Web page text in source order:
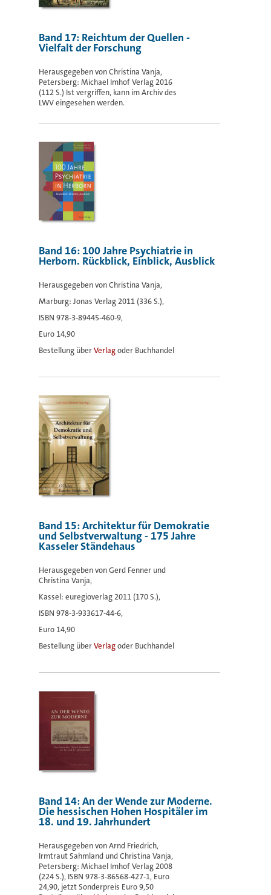
Band 17: Reichtum der Quellen -
Vielfalt der Forschung
Herausgegeben von Christina Vanja,
Petersberg: Michael Imhof Verlag 2016
(112 S.) Ist vergriffen, kann im Archiv des
LWV eingesehen werden.
Band 16: 100 Jahre Psychiatrie in
Herborn. Rückblick, Einblick, Ausblick
Herausgegeben von Christina Vanja,
Marburg: Jonas Verlag 2011 (336 S.),
ISBN 978-3-89445-460-9,
Euro 14,90
Bestellung überVerlagoder Buchhandel
Band 15: Architektur für Demokratie
und Selbstverwaltung - 175 Jahre
Kasseler Ständehaus
Herausgegeben von Gerd Fenner und
Christina Vanja,
Kassel: euregioverlag 2011 (170 S.),
ISBN 978-3-933617-44-6,
Euro 14,90
Bestellung überVerlagoder Buchhandel
Band 14: An der Wende zur Moderne.
Die hessischen Hohen Hospitäler im
18. und 19. Jahrhundert
Herausgegeben von Arnd Friedrich,
Irmtraut Sahmland und Christina Vanja,
Petersberg: Michael Imhof Verlag 2008
(224 S.), ISBN 978-3-86568-427-1, Euro
24,90, jetzt Sonderpreis Euro 9,50